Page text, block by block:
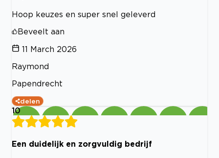
Hoop keuzes en super snel geleverd
Beveelt aan
11 March 2026
Raymond
Papendrecht
delen
10
Een duidelijk en zorgvuldig bedrijf